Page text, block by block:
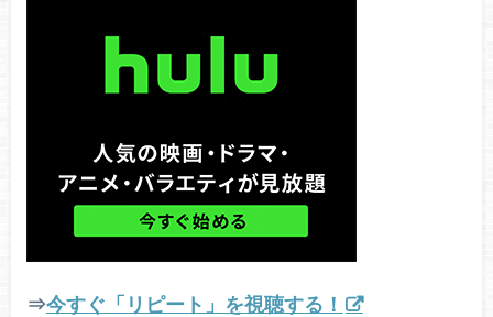
⇒今すぐ「リピート」を視聴する！